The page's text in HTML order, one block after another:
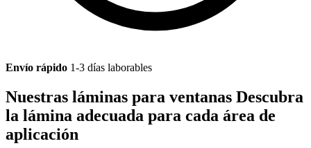
Envío rápido 1-3 días laborables
Nuestras láminas para ventanas Descubra
la lámina adecuada para cada área de
aplicación